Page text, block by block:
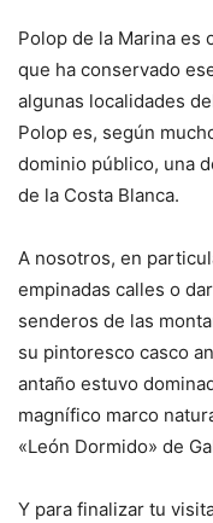
Polop de la Marina es
que ha conservado
algunas localidades
Polop es, según
dominio público, una
de la Costa Blanca.
A nosotros, en
empinadas calles o
senderos de las
su pintoresco casco
antaño estuvo
magnífico marco
«León Dormido» de
Y para finalizar tu